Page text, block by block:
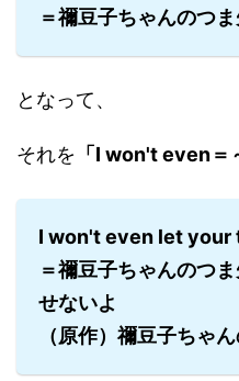
＝禰豆子ちゃんのつ
となって、
それを 「I won't even＝
I won't even let your
＝禰豆子ちゃんのつ
せないよ
（原作）禰豆子ちゃ